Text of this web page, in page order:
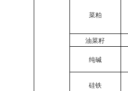
菜粕
油菜籽
纯碱
硅铁